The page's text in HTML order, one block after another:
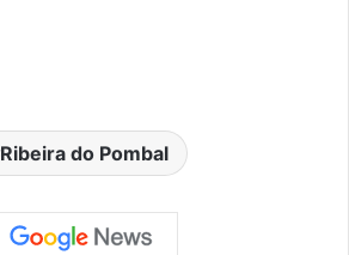
Ribeira do Pombal